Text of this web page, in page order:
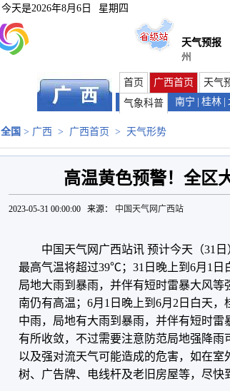
今天是2026年8月6日 星期四
天气预报
州
首页 广西首页 天气
气象科普
南宁 桂林
全国 > 广西 > 广西首页 > 天气形势
高温黄色预警！全区
2023-05-31 00:00:00 来源： 中国天气网广西站
中国天气网广西站讯 预计今天（31
最高气温将超过39℃；31日晚上到6月1日
局地大雨到暴雨，并伴有短时雷暴大风
南仍有高温；6月1日晚上到6月2日白天
中雨，局地有大雨到暴雨，并伴有短时
有所收敛，不过需要注意防范局地强降
以及强对流天气可能造成的危害，如在
树、广告牌、电线杆及老旧房屋等，尽快